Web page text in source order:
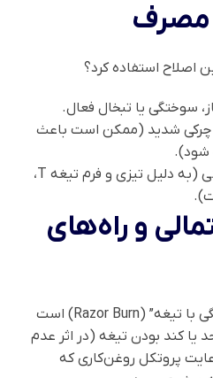
اصلاح استفاده کرد؟
سوختگی یا تبخال فعال.
چرکی شدید (ممکن است باعث
شود).
برای اصلاح موهای داخل بینی (به دلیل تیزی و فرم تیغه T،
و راه‌های
تنها عارضه محتمل، “سوختگی با تیغه” (Razor Burn) است
کند بودن تیغه (در اثر عدم
پروتکل روغن‌کاری که